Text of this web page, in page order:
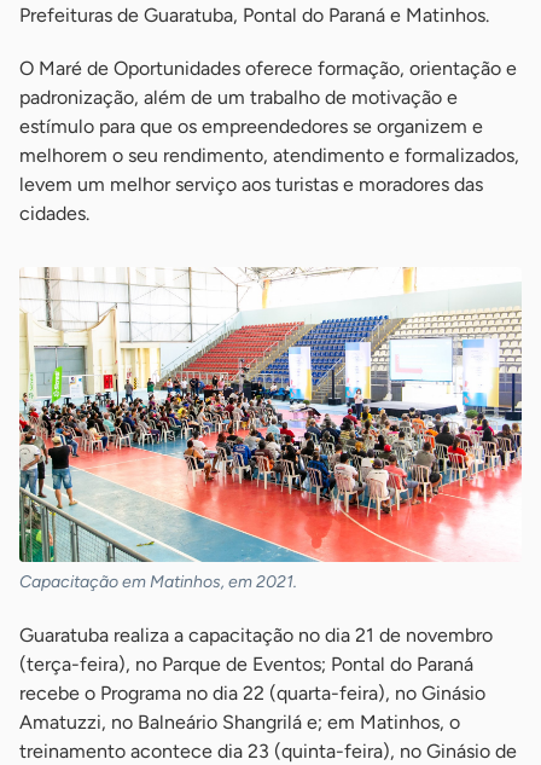
Prefeituras de Guaratuba, Pontal do Paraná e Matinhos.
O Maré de Oportunidades oferece formação, orientação e
padronização, além de um trabalho de motivação e
estímulo para que os empreendedores se organizem e
melhorem o seu rendimento, atendimento e formalizados,
levem um melhor serviço aos turistas e moradores das
cidades.
Capacitação em Matinhos, em 2021.
Guaratuba realiza a capacitação no dia 21 de novembro
(terça-feira), no Parque de Eventos; Pontal do Paraná
recebe o Programa no dia 22 (quarta-feira), no Ginásio
Amatuzzi, no Balneário Shangrilá e; em Matinhos, o
treinamento acontece dia 23 (quinta-feira), no Ginásio de